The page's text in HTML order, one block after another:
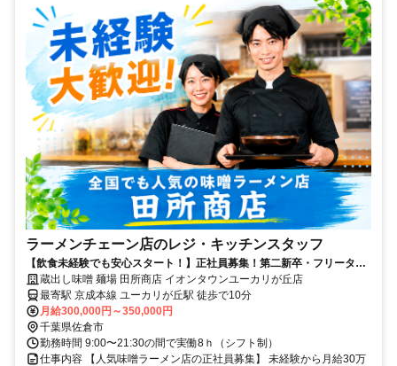
ラーメンチェーン店のレジ・キッチンスタッフ
【飲食未経験でも安心スタート！】正社員募集！第二新卒・フリータ
ー・異業種からの転職も大歓迎！
蔵出し味噌 麺場 田所商店 イオンタウンユーカリが丘店
最寄駅 京成本線 ユーカリが丘駅 徒歩で10分
月給300,000円～350,000円
千葉県佐倉市
勤務時間 9:00〜21:30の間で実働8ｈ（シフト制）
仕事内容 【人気味噌ラーメン店の正社員募集】 未経験から月給30万